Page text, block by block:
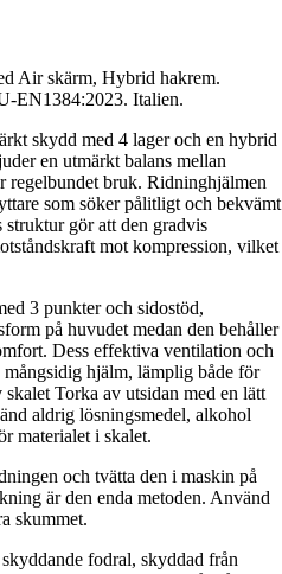
Air skärm, Hybrid hakrem.
EN1384:2023. Italien.
skydd med 4 lager och en hybrid
en utmärkt balans mellan
regelbundet bruk. Ridninghjälmen
som söker pålitligt och bekvämt
gör att den gradvis
mot kompression, vilket
3 punkter och sidostöd,
på huvudet medan den behåller
Dess effektiva ventilation och
hjälm, lämplig både för
Torka av utsidan med en lätt
aldrig lösningsmedel, alkohol
materialet i skalet.
och tvätta den i maskin på
är den enda metoden. Använd
skummet.
fodral, skyddad från